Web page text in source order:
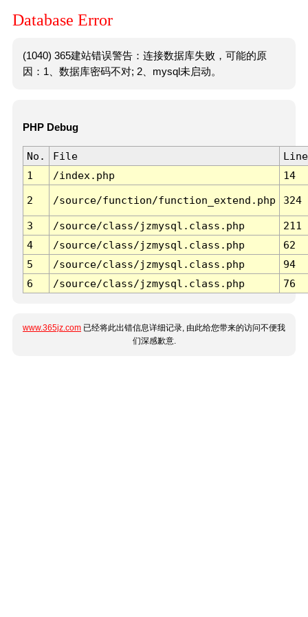
Database Error
(1040) 365建站错误警告：连接数据库失败，可能的原
因：1、数据库密码不对; 2、mysql未启动。
PHP Debug
No. File
Line
1
/index.php 14
2 /source/function/function_extend.php 324
3 /source/class/jzmysql.class.php
211
4
/source/class/jzmysql.class.php
62
5
/source/class/jzmysql.class.php
94
6
/source/class/jzmysql.class.php 76
www.365jz.com 已经将此出错信息详细记录, 由此给您带来的访问不便我
们深感歉意.